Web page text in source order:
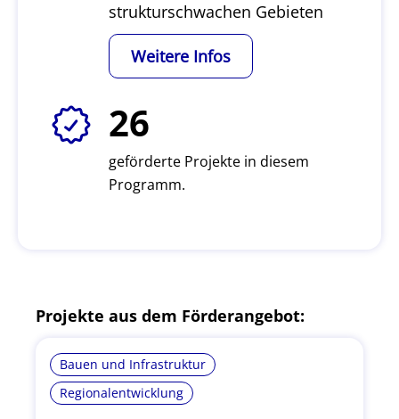
strukturschwachen Gebieten
Weitere Infos
26
geförderte Projekte in diesem
Programm.
Projekte aus dem Förderangebot:
Bauen und Infrastruktur
Regionalentwicklung